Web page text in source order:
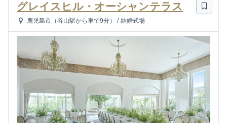
グレイスヒル・オーシャンテラス
鹿児島市（谷山駅から車で9分） / 結婚式場